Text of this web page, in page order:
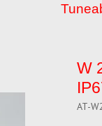
W
AT-